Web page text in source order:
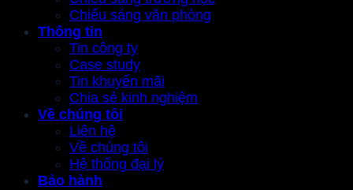
Chiếu sáng văn phòng
Thông tin
Tin công ty
Case study
Tin khuyến mãi
Chia sẻ kinh nghiệm
Về chúng tôi
Liên hệ
Về chúng tôi
Hệ thống đại lý
Bảo hành